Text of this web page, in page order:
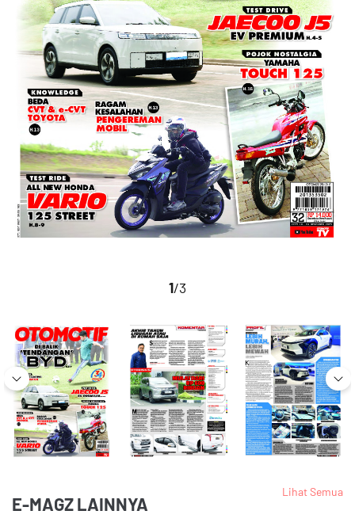
1/3
E-MAGZ LAINNYA
Lihat Semua